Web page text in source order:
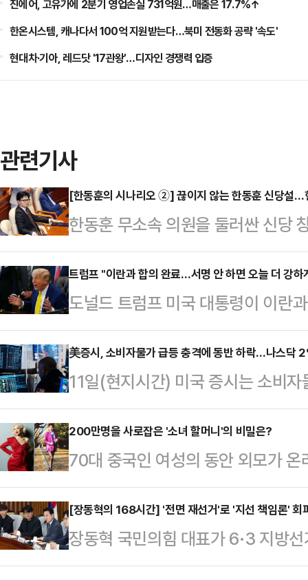
진에어, 고유가에 2분기 영업손실 731억원…매출은 17.7%↑
한온시스템, 캐나다서 100억 지원받는다…북미 전동화 공략 '속도'
현대차·기아, 레드닷 '17관왕'…디자인 경쟁력 입증
관련기사
[한동훈의 시나리오 ②] 끊이지 않는 한동훈 신당설…
한동훈 무소속 의원을 둘러싼 신당
부산 북갑 보궐선거에서 당선되며
체급이 커졌지만, 국민의힘 복당 문
서, 독자 노선 가능성이 함께 제기
훈)계, 정치평론가들의 분석을 종
선택지라기보다 복당 교착 상황에
이 우세하다.한 의원은 지난 지방선
시 부산 북갑 보선에서…
트럼프 "이란과 합의 완료…서명 안 하면 오늘 더 강하
도널드 트럼프 미국 대통령이 이란
었다고 밝히면서도 추가 군사행동
다.AP통신에 따르면 트럼프 대통
만나 이란과의 협상과 관련해 "합
면 끝난다"고 말했다. 그는 양측이
이뤘지만 이란이 최종 결정을 미루
박 수위는 낮추지 않았다. 트럼프
했다"며 "오늘은 더 강하…
美증시, 소비자물가 급등 충격에 동반 하락…나스닥
11일(현지시간) 미국 증시는 소비
다.AP통신에 따르면 뉴욕증권거래
스지수는 이날 전 거래일보다
마감했다. 대형주 위주의
7267.08를 기록했고, 기술주 중
(1.98%) 내린 2만 5169.50에 거
연간 CPI 상승률은 4.2%를 기록
200만명을 사로잡은 '소녀 할머니'의 비밀은?
70대 중국인 여성의 동안 외모가
홍콩 사우스차이나모닝포스트
델 잉쯔(74)를 소개했다.중국 상하
(SNS) 팔로워 약 200만명을 보유
리에서 춤을 추거나 다양한 포즈를
[장동혁의 168시간] '전면 재선거'로 '지선 책임론'
장동혁 국민의힘 대표가 6·3 지방
앞세워 '지선 책임론'을 회피하고